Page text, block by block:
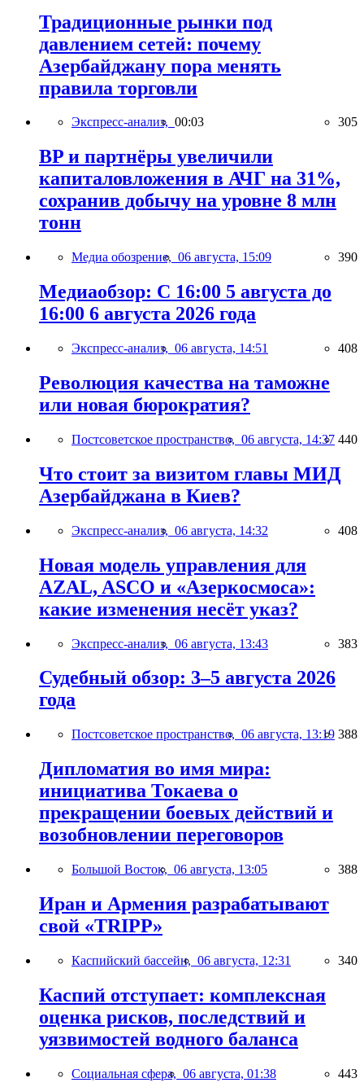
Традиционные рынки под
давлением сетей: почему
Азербайджану пора менять
правила торговли
Экспресс-анализ, 00:03 305
BP и партнёры увеличили
капиталовложения в АЧГ на 31%,
сохранив добычу на уровне 8 млн
тонн
Медиа обозрение, 06 августа, 15:09 390
Медиаобзор: С 16:00 5 августа до
16:00 6 августа 2026 года
Экспресс-анализ, 06 августа, 14:51 408
Революция качества на таможне
или новая бюрократия?
Постсоветское пространство, 06 августа, 14:37 440
Что стоит за визитом главы МИД
Азербайджана в Киев?
Экспресс-анализ, 06 августа, 14:32 408
Новая модель управления для
AZAL, ASCO и «Азеркосмоса»:
какие изменения несёт указ?
Экспресс-анализ, 06 августа, 13:43 383
Судебный обзор: 3–5 августа 2026
года
Постсоветское пространство, 06 августа, 13:19 388
Дипломатия во имя мира:
инициатива Токаева о
прекращении боевых действий и
возобновлении переговоров
Большой Восток, 06 августа, 13:05 388
Иран и Армения разрабатывают
свой «TRIPP»
Каспийский бассейн, 06 августа, 12:31 340
Каспий отступает: комплексная
оценка рисков, последствий и
уязвимостей водного баланса
Социальная сфера, 06 августа, 01:38 443